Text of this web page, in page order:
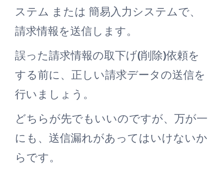
ステム または 簡易入力システムで、
請求情報を送信します。
誤った請求情報の取下げ(削除)依頼を
する前に、正しい請求データの送信を
行いましょう。
どちらが先でもいいのですが、万が一
にも、送信漏れがあってはいけないか
らです。